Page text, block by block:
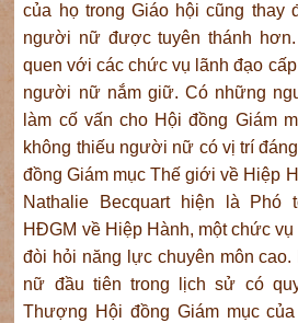
của họ trong Giáo hội cũng thay
người nữ được tuyên thánh
quen với các chức vụ lãnh đạo
người nữ nắm giữ. Có những
làm cố vấn cho Hội đồng Giám
không thiếu người nữ có vị trí
đồng Giám mục Thế giới về Hiệp
Nathalie Becquart hiện là Phó
HĐGM về Hiệp Hành, một chức
đòi hỏi năng lực chuyên môn
nữ đầu tiên trong lịch sử có
Thượng Hội đồng Giám mục